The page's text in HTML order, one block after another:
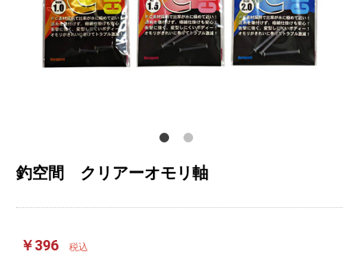
釣空間 クリアーオモリ軸
￥396 税込